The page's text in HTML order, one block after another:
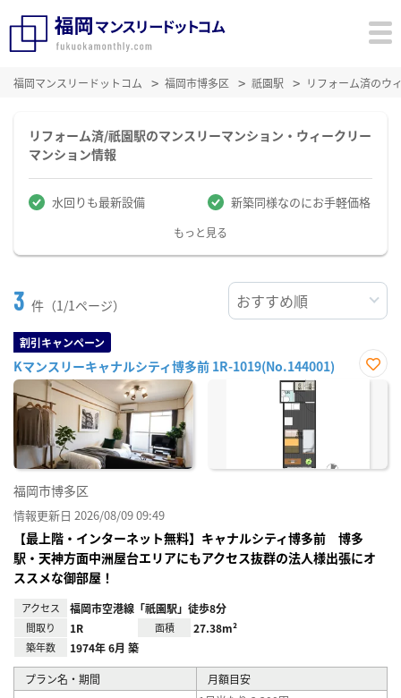
福岡マンスリードットコム 福岡市博多区 祇園駅 リフォーム済のウ
リフォーム済/祇園駅のマンスリーマンション・ウィークリー
マンション情報
水回りも最新設備 新築同様なのにお手軽価格
もっと見る
3 件（1/1ページ）
割引キャンペーン
Kマンスリーキャナルシティ博多前 1R-1019(No.144001)
お気
福岡市博多区
情報更新日 2026/08/09 09:49
【最上階・インターネット無料】キャナルシティ博多前 博多
駅・天神方面中洲屋台エリアにもアクセス抜群の法人様出張にオ
ススメな御部屋！
アクセス 福岡市空港線「祇園駅」徒歩8分
間取り 1R 面積 27.38m²
築年数 1974年 6月 築
プラン名・期間 月額目安